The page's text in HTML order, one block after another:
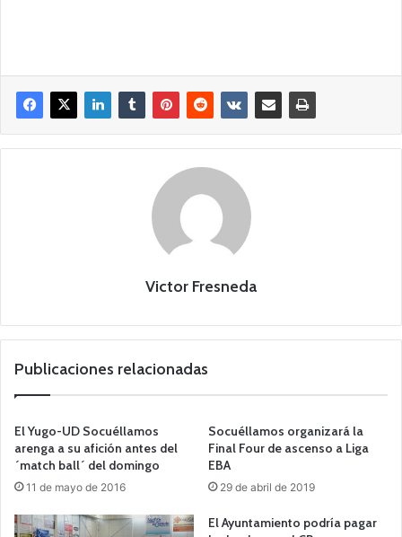
Victor Fresneda
Publicaciones relacionadas
El Yugo-UD Socuéllamos
arenga a su afición antes del
´match ball´ del domingo
11 de mayo de 2016
Socuéllamos organizará la
Final Four de ascenso a Liga
EBA
29 de abril de 2019
El Ayuntamiento podría pagar